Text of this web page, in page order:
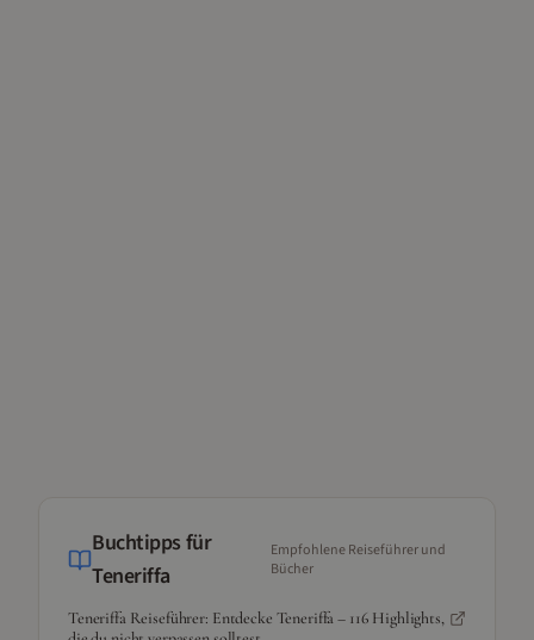
Buchtipps für
Teneriffa
Empfohlene Reiseführer und
Bücher
Teneriffa Reiseführer: Entdecke Teneriffa – 116 Highlights,